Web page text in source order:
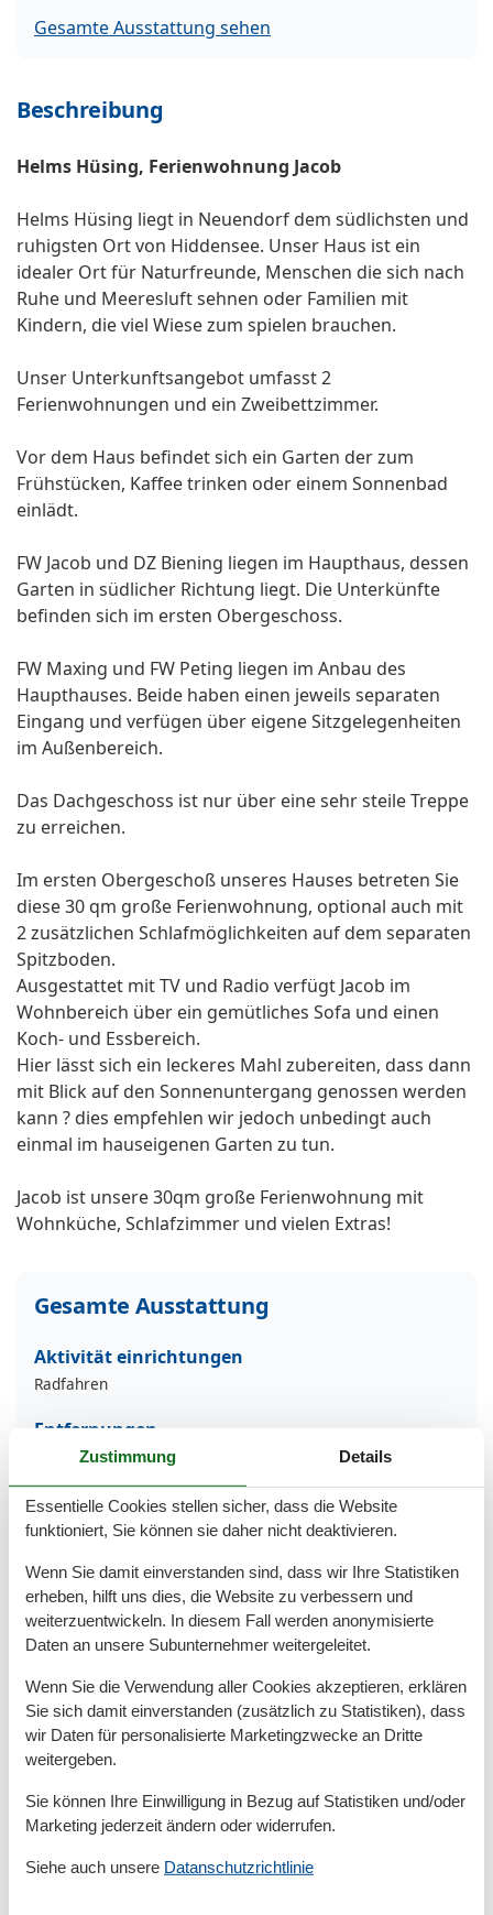
Gesamte Ausstattung sehen
Beschreibung
Helms Hüsing, Ferienwohnung Jacob
Helms Hüsing liegt in Neuendorf dem südlichsten und
ruhigsten Ort von Hiddensee. Unser Haus ist ein
idealer Ort für Naturfreunde, Menschen die sich nach
Ruhe und Meeresluft sehnen oder Familien mit
Kindern, die viel Wiese zum spielen brauchen.
Unser Unterkunftsangebot umfasst 2
Ferienwohnungen und ein Zweibettzimmer.
Vor dem Haus befindet sich ein Garten der zum
Frühstücken, Kaffee trinken oder einem Sonnenbad
einlädt.
FW Jacob und DZ Biening liegen im Haupthaus, dessen
Garten in südlicher Richtung liegt. Die Unterkünfte
befinden sich im ersten Obergeschoss.
FW Maxing und FW Peting liegen im Anbau des
Haupthauses. Beide haben einen jeweils separaten
Eingang und verfügen über eigene Sitzgelegenheiten
im Außenbereich.
Das Dachgeschoss ist nur über eine sehr steile Treppe
zu erreichen.
Im ersten Obergeschoß unseres Hauses betreten Sie
diese 30 qm große Ferienwohnung, optional auch mit
2 zusätzlichen Schlafmöglichkeiten auf dem separaten
Spitzboden.
Ausgestattet mit TV und Radio verfügt Jacob im
Wohnbereich über ein gemütliches Sofa und einen
Koch- und Essbereich.
Hier lässt sich ein leckeres Mahl zubereiten, dass dann
mit Blick auf den Sonnenuntergang genossen werden
kann ? dies empfehlen wir jedoch unbedingt auch
einmal im hauseigenen Garten zu tun.
Jacob ist unsere 30qm große Ferienwohnung mit
Wohnküche, Schlafzimmer und vielen Extras!
Gesamte Ausstattung
Aktivität einrichtungen
Radfahren
Entfernungen
Zum Arzt
Zum Strand
Zur Badestelle/Gewässer
Zur Bushaltestelle
Zur Tourist-Information
6 km
Grundeinrichtungen
Größe
Kinder einrichtungen
Familienfreundlich
Serviceeinrichtungen
Doppelbett
Dusche/WC
Heizung
Zustimmung Details
Essentielle Cookies stellen sicher, dass die Website
funktioniert, Sie können sie daher nicht deaktivieren.
Wenn Sie damit einverstanden sind, dass wir Ihre Statistiken
erheben, hilft uns dies, die Website zu verbessern und
weiterzuentwickeln. In diesem Fall werden anonymisierte
Daten an unsere Subunternehmer weitergeleitet.
Wenn Sie die Verwendung aller Cookies akzeptieren, erklären
Sie sich damit einverstanden (zusätzlich zu Statistiken), dass
wir Daten für personalisierte Marketingzwecke an Dritte
weitergeben.
Sie können Ihre Einwilligung in Bezug auf Statistiken und/oder
Marketing jederzeit ändern oder widerrufen.
Siehe auch unsere Datanschutzrichtlinie